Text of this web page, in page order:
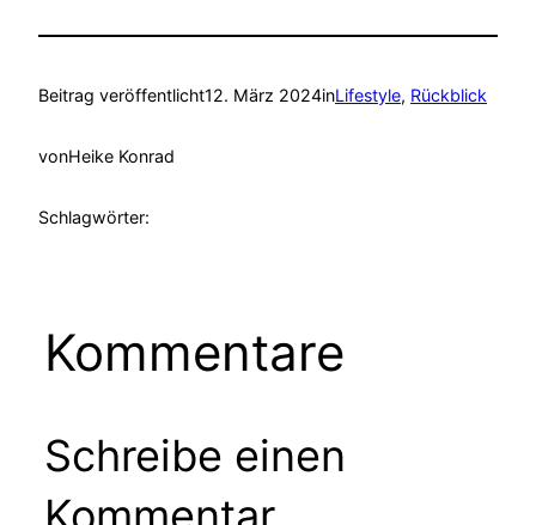
Beitrag veröffentlicht12. März 2024inLifestyle, Rückblick
vonHeike Konrad
Schlagwörter:
Kommentare
Schreibe einen